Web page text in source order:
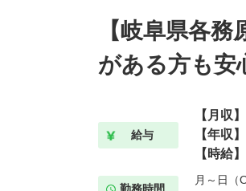
【岐阜県各
がある方も安
給与
【月収
【年収
【時給
勤務時間
月～日（